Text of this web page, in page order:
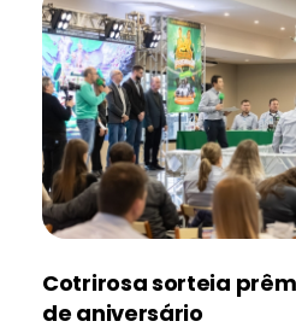
Cotrirosa sorteia
de aniversário